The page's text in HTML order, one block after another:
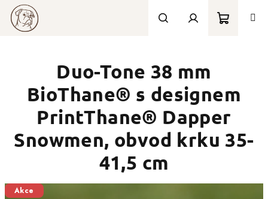
Přejít
obsah
Duo-Tone 38 mm
BioThane® s designem
PrintThane® Dapper
Snowmen, obvod krku 35-
41,5 cm
Akce